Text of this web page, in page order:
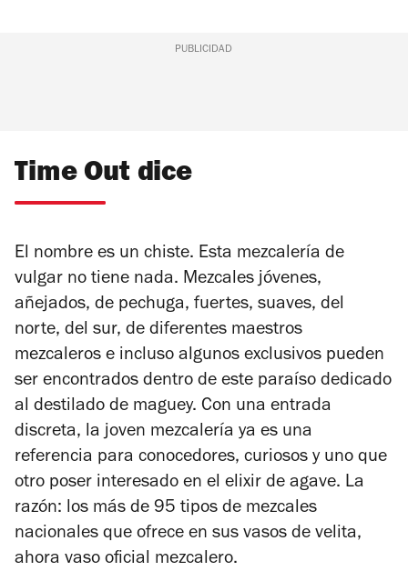
PUBLICIDAD
Time Out dice
El nombre es un chiste. Esta mezcalería de
vulgar no tiene nada. Mezcales jóvenes,
añejados, de pechuga, fuertes, suaves, del
norte, del sur, de diferentes maestros
mezcaleros e incluso algunos exclusivos pueden
ser encontrados dentro de este paraíso dedicado
al destilado de maguey. Con una entrada
discreta, la joven mezcalería ya es una
referencia para conocedores, curiosos y uno que
otro poser interesado en el elixir de agave. La
razón: los más de 95 tipos de mezcales
nacionales que ofrece en sus vasos de velita,
ahora vaso oficial mezcalero.